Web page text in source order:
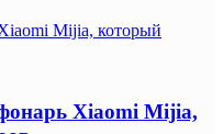
Mijia, который
Xiaomi Mijia,